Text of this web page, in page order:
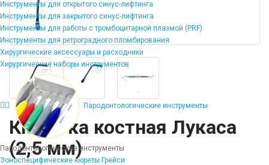
Инструменты для открытого синус-лифтинга
Инструменты для закрытого синус-лифтинга
Инструменты для работы с тромбоцитарной плазмой (PRF)
Инструменты для ретроградного пломбирования
Хирургические аксессуары и расходники
Хирургические наборы инструментов
Пародонтологические инструменты
Пародонтологические инструменты
Зоноспецифические кюреты Грейси
Кюретка костная Лукаса
(2,5 мм)